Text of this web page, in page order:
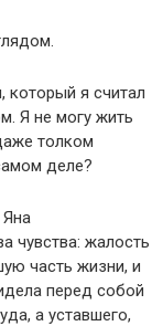
который я считал
Я не могу жить
толком
деле?
Яна
чувства: жалость
часть жизни, и
перед собой
а уставшего,